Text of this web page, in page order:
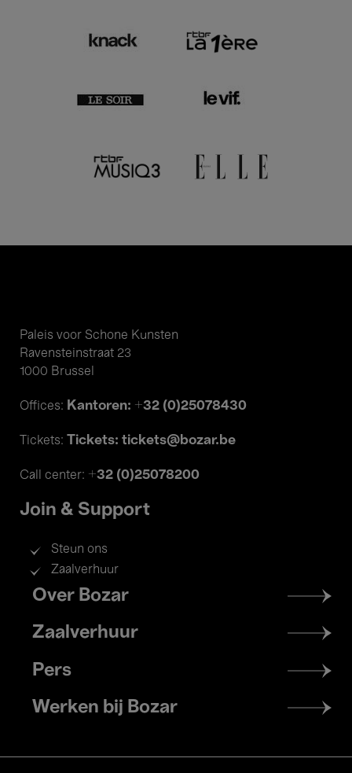
Paleis voor Schone Kunsten
Ravensteinstraat 23
1000 Brussel
Offices: Kantoren: +32 (0)25078430
Tickets: Tickets: tickets@bozar.be
Call center: +32 (0)25078200
Join & Support
Steun ons
Zaalverhuur
Footer
menu
Over Bozar
Zaalverhuur
Pers
Werken bij Bozar